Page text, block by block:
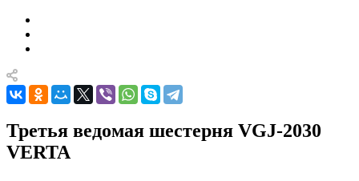
Третья ведомая шестерня VGJ-2030
VERTA